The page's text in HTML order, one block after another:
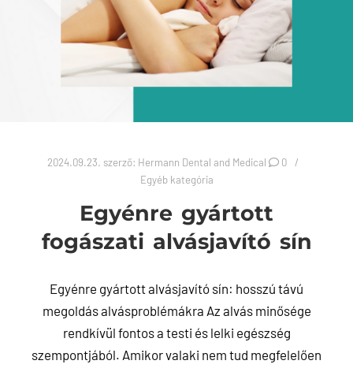
2024.09.23. szerző: Hermann Dental and Medical
0
Egyéb kategória
Egyénre gyártott
fogászati alvásjavító sín
Egyénre gyártott alvásjavító sín: hosszú távú
megoldás alvásproblémákra Az alvás minősége
rendkívül fontos a testi és lelki egészség
szempontjából. Amikor valaki nem tud megfelelően